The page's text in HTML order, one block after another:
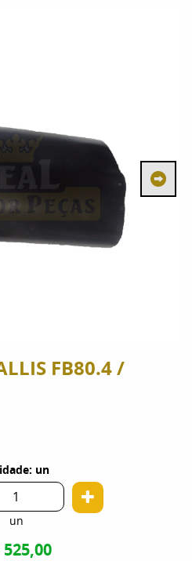
FB80.4 /
un
un
525,00